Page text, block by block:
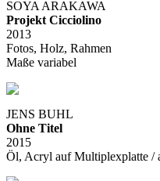
SOYA ARAKAWA
Projekt Cicciolino
2013
Fotos, Holz, Rahmen
Maße variabel
JENS BUHL
Ohne Titel
2015
Öl, Acryl auf Multiplexplatte /